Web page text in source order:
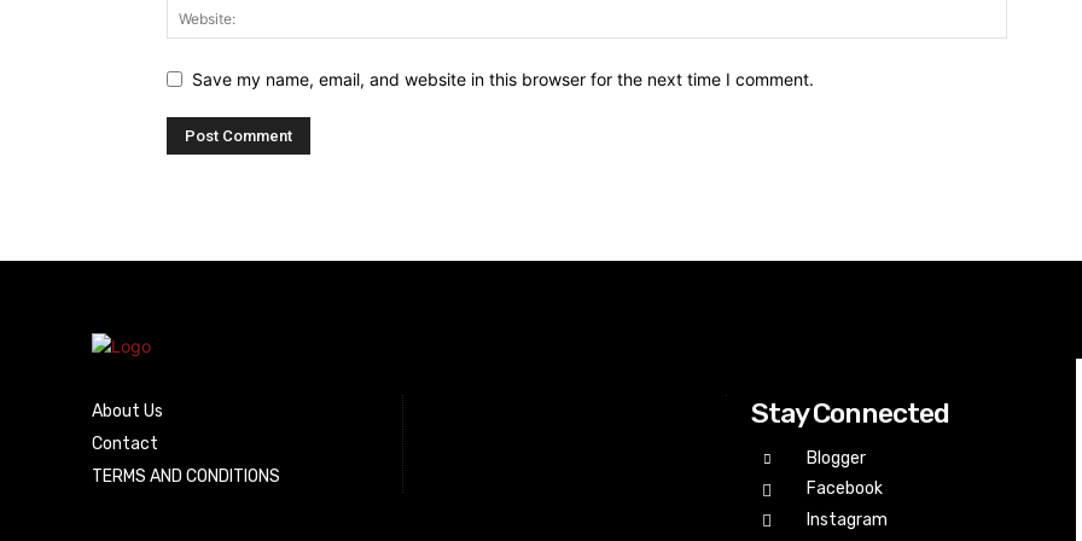
Save my name, email, and website in this browser for the next time I comment.
About Us
Contact
TERMS AND CONDITIONS
Stay Connected
Blogger
Facebook
Instagram